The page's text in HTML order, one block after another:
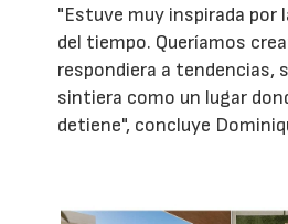
"Estuve muy inspirada por
del tiempo. Queríamos
respondiera a tendencias,
sintiera como un lugar
detiene", concluye